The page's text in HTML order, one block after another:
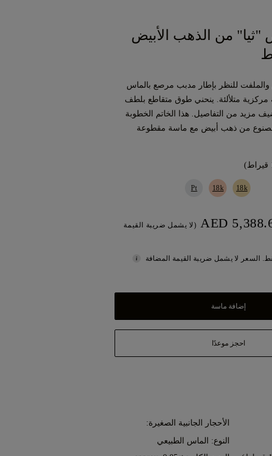
"ثيا" من الذهب الأبيض
والملفت للنظر بإطار مدبب مرصع بالماس
مركزية متلألئة. ينحني طوق متقاطع بلطف
مزيد من التفاصيل. هذا الخاتم الخطوبة
من ذهب أبيض مع ماسة مقطوعة
18k
18k
Pt
(لا يشمل ضريبة القيمة
السعر لا يشمل ضريبة القيمة المضافة
إضافة ماسة
احجز موعدًا
الأحجار الجانبية الصغيرة:
النوع: الماس الطبيعي